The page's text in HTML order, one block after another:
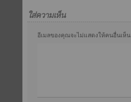
ใส่ความเห็น
อีเมลของคุณจะไม่แสดงให้คนอื่นเห็น